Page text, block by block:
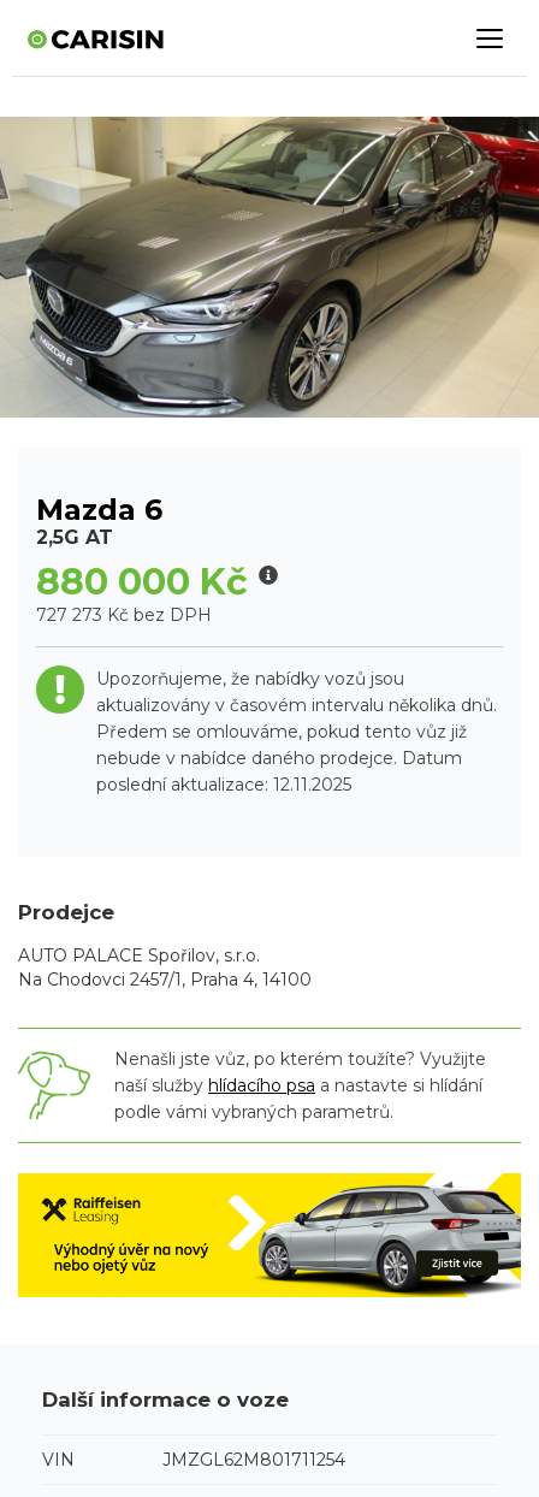
Mazda 6
2,5G AT
880 000 Kč
727 273 Kč bez DPH
Upozorňujeme, že nabídky vozů jsou
aktualizovány v časovém intervalu několika dnů.
Předem se omlouváme, pokud tento vůz již
nebude v nabídce daného prodejce. Datum
poslední aktualizace: 12.11.2025
Prodejce
AUTO PALACE Spořilov, s.r.o.
Na Chodovci 2457/1, Praha 4, 14100
Nenašli jste vůz, po kterém toužíte? Využijte
naší služby hlídacího psa a nastavte si hlídání
podle vámi vybraných parametrů.
Další informace o voze
VIN JMZGL62M801711254